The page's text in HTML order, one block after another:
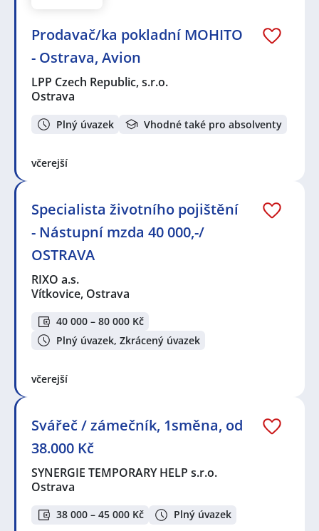
Prodavač/ka pokladní MOHITO
- Ostrava, Avion
LPP Czech Republic, s.r.o.
Ostrava
Plný úvazek Vhodné také pro absolventy
včerejší
Specialista životního pojištění
- Nástupní mzda 40 000,-/
OSTRAVA
RIXO a.s.
Vítkovice, Ostrava
40 000 – 80 000 Kč
Plný úvazek, Zkrácený úvazek
včerejší
Svářeč / zámečník, 1směna, od
38.000 Kč
SYNERGIE TEMPORARY HELP s.r.o.
Ostrava
38 000 – 45 000 Kč Plný úvazek